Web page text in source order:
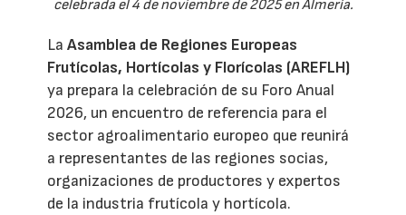
celebrada el 4 de noviembre de 2025 en Almería.
LaAsamblea de Regiones Europeas
Frutícolas, Hortícolas y Florícolas (AREFLH)
ya prepara la celebración de su Foro Anual
2026, un encuentro de referencia para el
sector agroalimentario europeo que reunirá
a representantes de las regiones socias,
organizaciones de productores y expertos
de la industria frutícola y hortícola.